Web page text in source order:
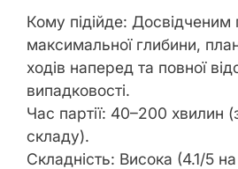
Кому підійде: Досвідченим
максимальної глибини,
ходів наперед та повної
випадковості.
Час партії: 40–200 хвилин
складу).
Складність: Висока (4.1/5